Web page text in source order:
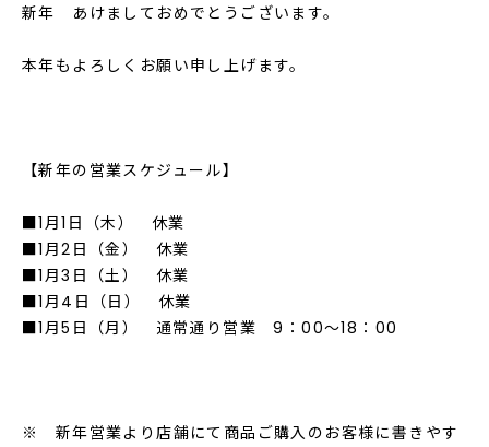
新年 あけましておめでとうございます。
本年もよろしくお願い申し上げます。
【新年の営業スケジュール】
■1月1日（木） 休業
■1月2日（金） 休業
■1月3日（土） 休業
■1月4日（日） 休業
■1月5日（月） 通常通り営業 9：00～18：00
※ 新年営業より店舗にて商品ご購入のお客様に書きやす